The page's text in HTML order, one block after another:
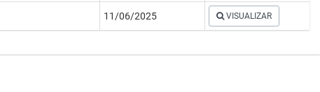
11/06/2025 VISUALIZAR